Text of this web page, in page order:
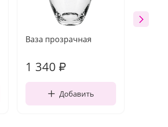
Ваза прозрачная
1 340 ₽
Добавить